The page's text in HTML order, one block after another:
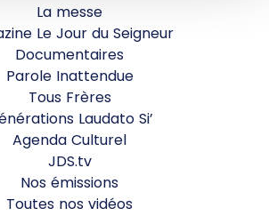
La messe
Le Jour du Seigneur
Documentaires
Parole Inattendue
Tous Frères
Laudato Si’
Agenda Culturel
JDS.tv
Nos émissions
Toutes nos vidéos